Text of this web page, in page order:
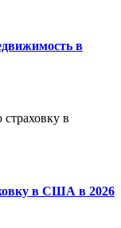
в
в США в 2026